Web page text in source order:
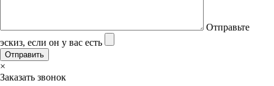
Отправьте
эскиз, если он у вас есть
×
Заказать звонок